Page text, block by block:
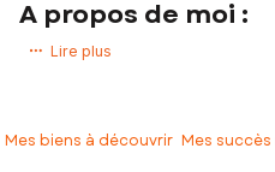
A propos de moi :
Vous avez un projet immobilier ?
conditions.
Lire plus
Mes biens à découvrir Mes